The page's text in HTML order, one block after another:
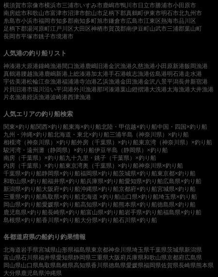
横須賀市宗像市横浜市三浦市いすみ市鹿嶋市鴨川市日立市勝浦市小田原市
南房総市和歌山市富津市沼津市館山市足柄下郡真鶴町伊東市明石市北九州市
糸島市小浜市福岡市知多郡南知多町旭市鎌倉市広島市江東区熱海市品川区
足柄下郡湯河原町江戸川区大田区神栖市賀茂郡南伊豆町山武市三浦郡葉山町
長岡市平塚市銚子市境港市
人気港の釣り船リスト
神湊港大原港鐘崎漁港間口漁港 鹿嶋旧港金沢漁港久慈漁港小田原新港飯岡漁港
真鶴港腰越漁港 鹿嶋新港 上総湊港加太港手石港岐志漁港佐島港明石港走水港
宇佐美港松輪江奈漁港福浦港寺泊港乙浜漁港金田漁港金沢八景平潟長井新宿港
片貝旧港市堀川沿い平潟港外川漁港那珂湊港葉山鐙摺港大洗港太海漁港大井漁港
片名漁港姪浜漁港波崎港西津漁港
人気エリアの釣り船検索
関東×釣り船関西×釣り船東海×釣り船北陸・甲信越×釣り船中国・四国×釣り船
九州・沖縄×釣り船北海道・東北×釣り船三浦半島（神奈川県）×釣り船
相模湾（神奈川県）×釣り船外房（千葉県）×釣り船東京湾（神奈川県）×釣り船
駿河湾・遠州灘（静岡県）×釣り船伊豆半島（静岡県）×釣り船
南房（千葉県）×釣り船九十九里・銚子（千葉県）×釣り船
内房（千葉県）×釣り船東京湾奥（千葉県）×釣り船神奈川県×釣り船
千葉県×釣り船静岡県×釣り船福岡県×釣り船茨城県×釣り船東京都×釣り船
和歌山県×釣り船福井県×釣り船兵庫県×釣り船愛知県×釣り船広島県×釣り船
新潟県×釣り船大阪府×釣り船沖縄県×釣り船京都府×釣り船宮城県×釣り船
三重県×釣り船鳥取県×釣り船北海道 ×釣り船山口県×釣り船埼玉県×釣り船
岡山県×釣り船愛媛県×釣り船高知県×釣り船熊本県×釣り船徳島県×釣り船
鹿児島県×釣り船長崎県×釣り船富山県×釣り船岩手県×釣り船福島県×釣り船
島根県×釣り船香川県×釣り船大分県×釣り船石川県×釣り船
各都道府県の船釣り釣果情報
北海道岩手県宮城県山形県福島県東京都神奈川県埼玉県千葉県茨城県新潟県
富山県石川県福井県愛知県静岡県三重県大阪府兵庫県和歌山県京都府広島県
岡山県山口県鳥取県島根県高知県香川県徳島県愛媛県福岡県佐賀県長崎県熊本県
大分県 鹿児島県沖縄県